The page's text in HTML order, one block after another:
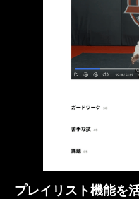
プレイリスト機能を